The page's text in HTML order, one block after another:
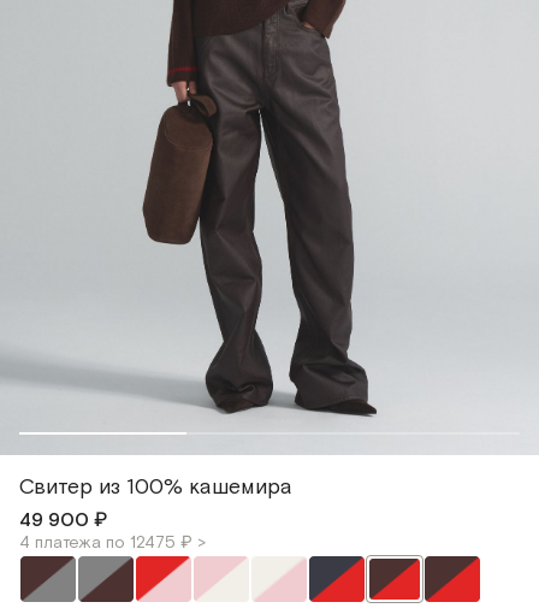
Свитер из 100% кашемира
49 900 ₽
4 платежа по 12475 ₽ >